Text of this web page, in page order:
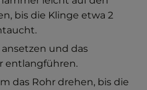
bis die Klinge etwa 2
und das
entlangführen.
das Rohr drehen, bis die